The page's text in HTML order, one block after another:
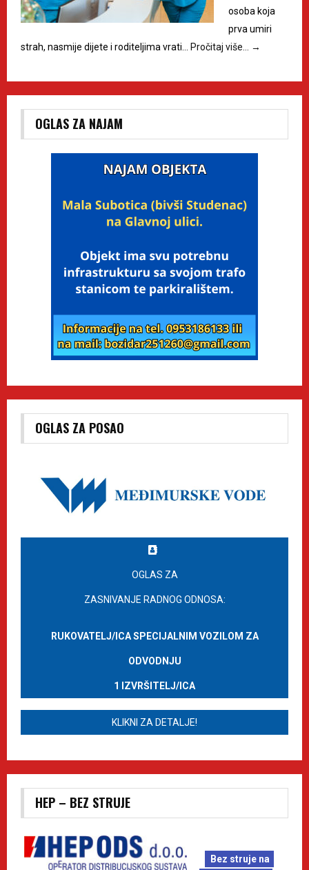
osoba koja
prva umiri
strah, nasmije dijete i roditeljima vrati… Pročitaj više… →
OGLAS ZA NAJAM
OGLAS ZA POSAO
OGLAS ZA
ZASNIVANJE RADNOG ODNOSA:
RUKOVATELJ/ICA SPECIJALNIM VOZILOM ZA
ODVODNJU
1 IZVRŠITELJ/ICA
KLIKNI ZA DETALJE!
HEP – BEZ STRUJE
Bez struje na